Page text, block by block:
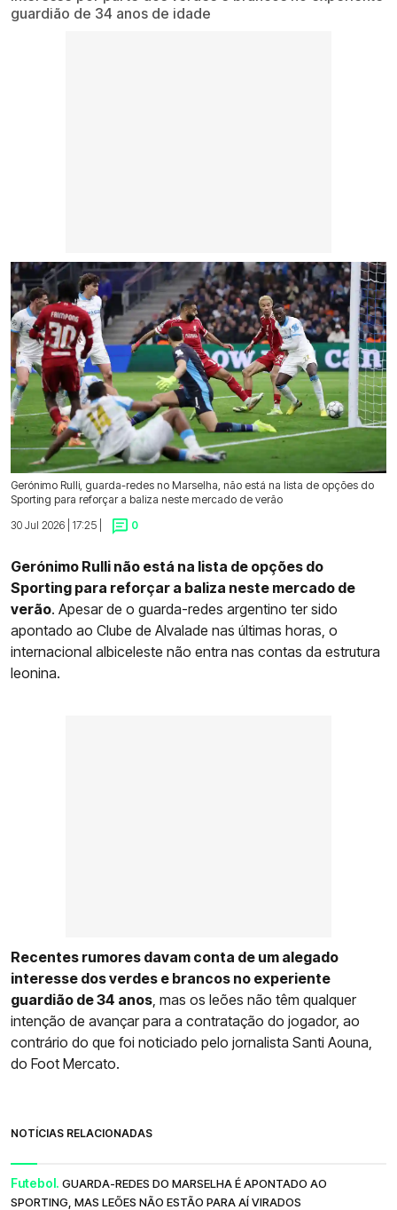
guardião de 34 anos de idade
Gerónimo Rulli, guarda-redes no Marselha, não está na lista de opções do
Sporting para reforçar a baliza neste mercado de verão
30 Jul 2026 | 17:25 |
0
Gerónimo Rulli não está na lista de opções do
Sporting para reforçar a baliza neste mercado de
verão. Apesar de o guarda-redes argentino ter sido
apontado ao Clube de Alvalade nas últimas horas, o
internacional albiceleste não entra nas contas da estrutura
leonina.
Recentes rumores davam conta de um alegado
interesse dos verdes e brancos no experiente
guardião de 34 anos , mas os leões não têm qualquer
intenção de avançar para a contratação do jogador, ao
contrário do que foi noticiado pelo jornalista Santi Aouna,
do Foot Mercato.
NOTÍCIAS RELACIONADAS
Futebol. GUARDA-REDES DO MARSELHA É APONTADO AO
SPORTING, MAS LEÕES NÃO ESTÃO PARA AÍ VIRADOS